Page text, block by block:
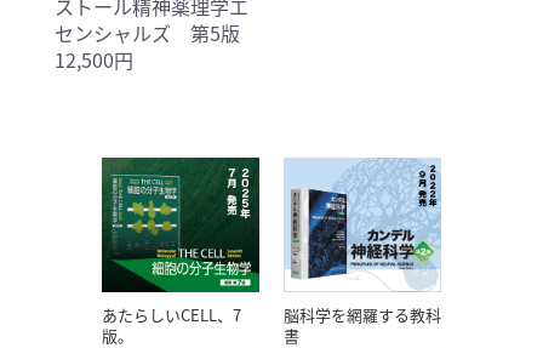
ストール精神薬理学エ
センシャルズ 第5版
12,500円
あたらしいCELL、7
版。
脳科学を網羅する教科
書